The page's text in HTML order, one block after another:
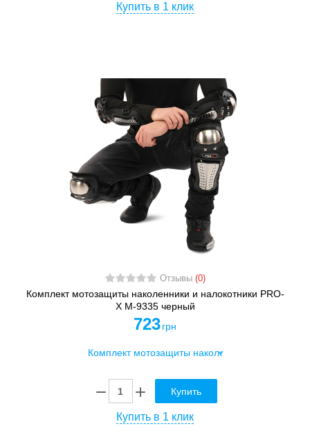
Купить в 1 клик
Отзывы (0)
Комплект мотозащиты наколенники и налокотники PRO-
X M-9335 черный
723 грн
Купить
Купить в 1 клик